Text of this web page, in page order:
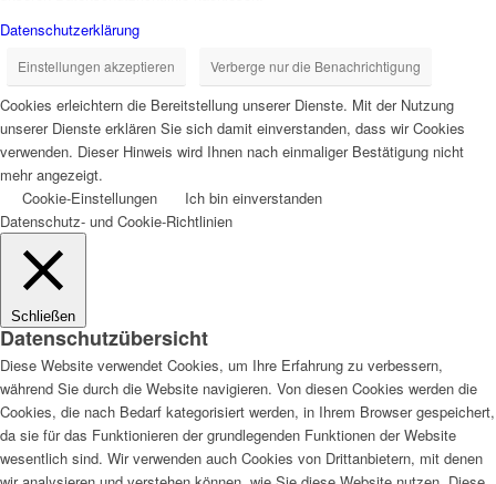
Datenschutzerklärung
Einstellungen akzeptieren Verberge nur die Benachrichtigung
Cookies erleichtern die Bereitstellung unserer Dienste. Mit der Nutzung
unserer Dienste erklären Sie sich damit einverstanden, dass wir Cookies
verwenden. Dieser Hinweis wird Ihnen nach einmaliger Bestätigung nicht
mehr angezeigt.
Cookie-Einstellungen
Ich bin einverstanden
Datenschutz- und Cookie-Richtlinien
Schließen
Datenschutzübersicht
Diese Website verwendet Cookies, um Ihre Erfahrung zu verbessern,
während Sie durch die Website navigieren. Von diesen Cookies werden die
Cookies, die nach Bedarf kategorisiert werden, in Ihrem Browser gespeichert,
da sie für das Funktionieren der grundlegenden Funktionen der Website
wesentlich sind. Wir verwenden auch Cookies von Drittanbietern, mit denen